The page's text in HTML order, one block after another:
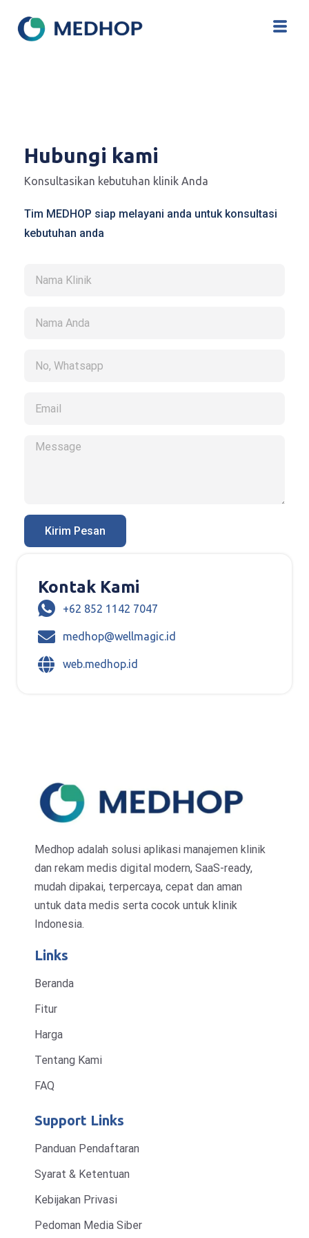
Hubungi kami
Konsultasikan kebutuhan klinik Anda
Tim MEDHOP siap melayani anda untuk konsultasi
kebutuhan anda
Kirim Pesan
Kontak Kami
+62 852 1142 7047
medhop@wellmagic.id
web.medhop.id
Medhop adalah solusi aplikasi manajemen klinik
dan rekam medis digital modern, SaaS-ready,
mudah dipakai, terpercaya, cepat dan aman
untuk data medis serta cocok untuk klinik
Indonesia.
Links
Beranda
Fitur
Harga
Tentang Kami
FAQ
Support Links
Panduan Pendaftaran
Syarat & Ketentuan
Kebijakan Privasi
Pedoman Media Siber